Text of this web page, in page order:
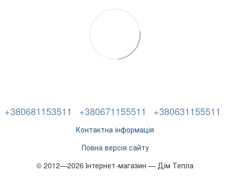
+380681153511 +380671155511 +380631155511
Контактна інформація
Повна версія сайту
© 2012—2026 Інтернет-магазин — Дім Тепла